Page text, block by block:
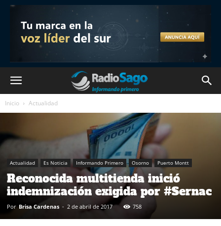
Inicio Actualidad
Actualidad Es Noticia Informando Primero Osorno Puerto Montt
Reconocida multitienda inició
indemnización exigida por #Sernac
Por Brisa Cardenas - 2 de abril de 2017 758